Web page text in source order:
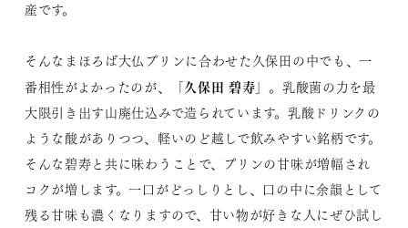
産です。
そんなまほろば大仏プリンに合わせた久保田の中でも、一
番相性がよかったのが、「久保田 碧寿」。乳酸菌の力を最
大限引き出す山廃仕込みで造られています。乳酸ドリンクの
ような酸がありつつ、軽いのど越しで飲みやすい銘柄です。
そんな碧寿と共に味わうことで、プリンの甘味が増幅され
コクが増します。一口がどっしりとし、口の中に余韻として
残る甘味も濃くなりますので、甘い物が好きな人にぜひ試し